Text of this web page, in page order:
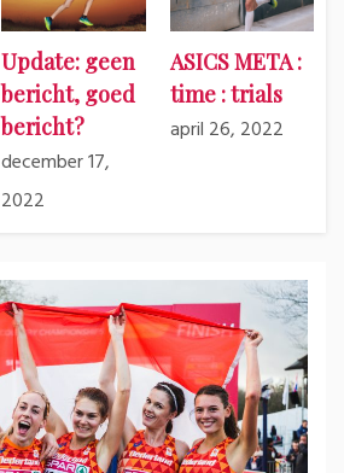
Update: geen
bericht, goed
bericht?
december 17,
2022
ASICS META :
time : trials
april 26, 2022